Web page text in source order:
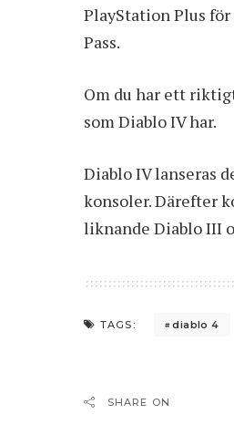
PlayStation Plus
Pass.
Om du har ett
som Diablo IV har.
Diablo IV lanseras
konsoler. Därefter
liknande Diablo III
TAGS: diablo 4
SHARE ON